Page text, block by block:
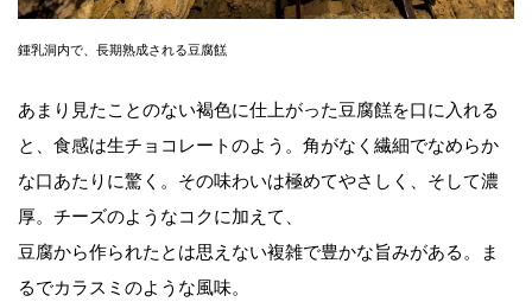
鍾乳洞内で、長期熟成される豆腐餻
あまり見たことのない褐色に仕上がった豆腐餻を口に入れる
と、食感は生チョコレートのよう。角がなく繊細でなめらか
な口あたりに驚く。その味わいは極めてやさしく、そして濃
厚。チーズのようなコクに加えて、
豆腐から作られたとは思えない複雑で豊かな旨みがある。ま
るでカラスミのような風味。